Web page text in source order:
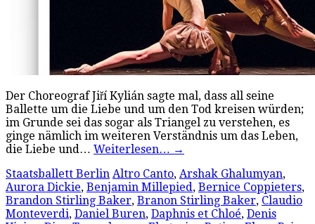
Der Choreograf Jiří Kylián sagte mal, dass all seine
Ballette um die Liebe und um den Tod kreisen würden;
im Grunde sei das sogar als Triangel zu verstehen, es
ginge nämlich im weiteren Verständnis um das Leben,
die Liebe und… Weiterlesen… →
Staatsballett Berlin Altro Canto, Arshak Ghalumyan,
Aurora Dickie, Benjamin Millepied, Bernice Coppieters,
Brandon Stirling Baker, Branon Stirling Baker, Claudio
Monteverdi, Daniel Buren, Daphnis et Chloé, Denis